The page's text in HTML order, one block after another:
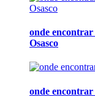
onde encontrar
Osasco
onde